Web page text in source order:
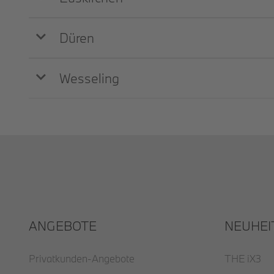
Düren
Wesseling
ANGEBOTE
Privatkunden-Angebote
THE iX3